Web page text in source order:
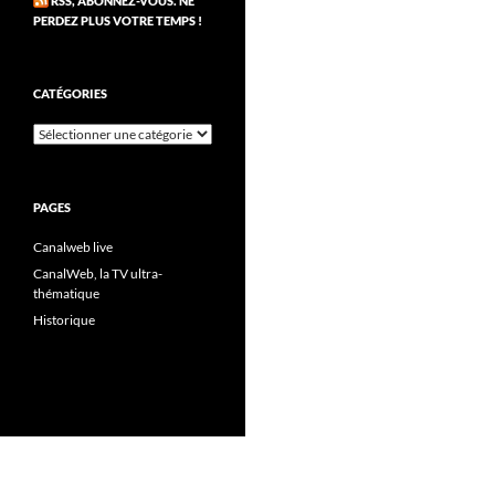
PERDEZ PLUS VOTRE TEMPS !
CATÉGORIES
Catégories
PAGES
Canalweb live
CanalWeb, la TV ultra-
thématique
Historique